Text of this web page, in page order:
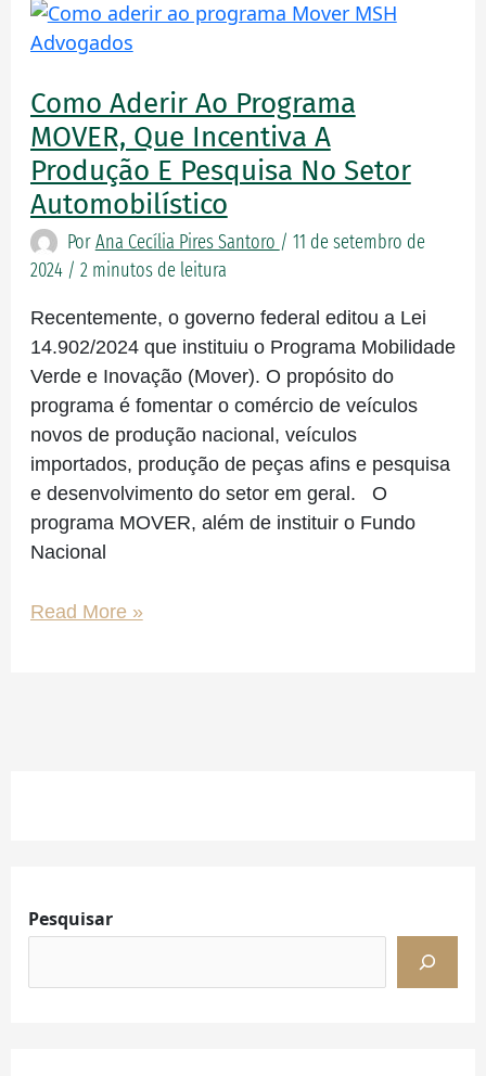
Como Aderir Ao Programa
MOVER, Que Incentiva A
Produção E Pesquisa No Setor
Automobilístico
PorAna Cecília Pires Santoro / 11 de setembro de
2024 / 2 minutos de leitura
Recentemente, o governo federal editou a Lei
14.902/2024 que instituiu o Programa Mobilidade
Verde e Inovação (Mover). O propósito do
programa é fomentar o comércio de veículos
novos de produção nacional, veículos
importados, produção de peças afins e pesquisa
e desenvolvimento do setor em geral. O
programa MOVER, além de instituir o Fundo
Nacional
Como
aderir
programa
MOVER,
que
incentiva
a
produção
e
setor
automobilístico
Read More »
Pesquisar